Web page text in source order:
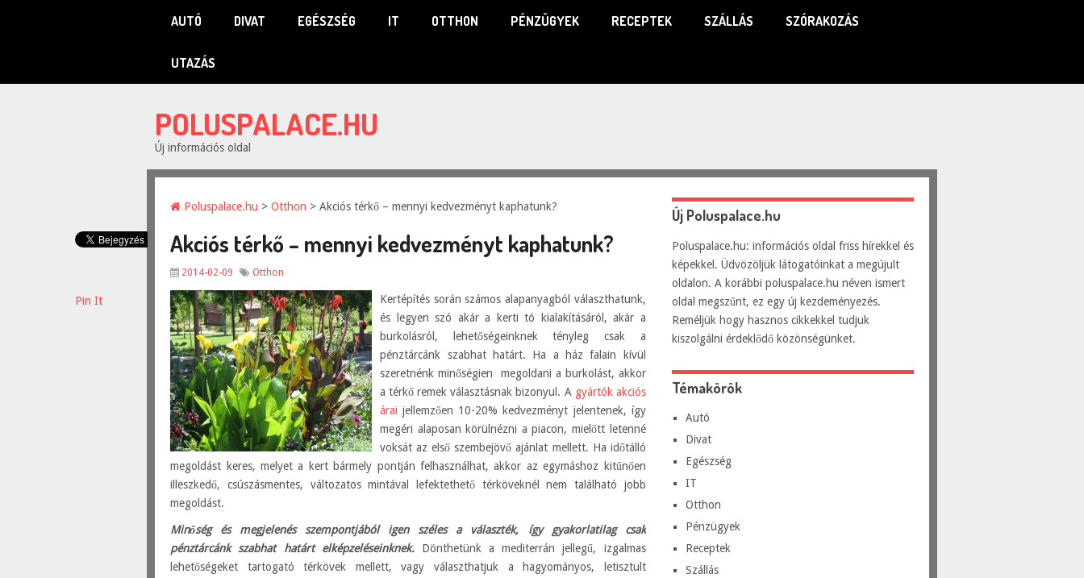
AUTÓ DIVAT EGÉSZSÉG IT OTTHON PÉNZÜGYEK RECEPTEK SZÁLLÁS SZÓRAKOZÁS
UTAZÁS
POLUSPALACE.HU
Új információs oldal
Poluspalace.hu >Otthon > Akciós térkő – mennyi kedvezményt kaphatunk?
Akciós térkő – mennyi kedvezményt kaphatunk?
2014-02-09 Otthon
Kertépítés során számos alapanyagból választhatunk,
és legyen szó akár a kerti tó kialakításáról, akár a
burkolásról, lehetőségeinknek tényleg csak a
pénztárcánk szabhat határt. Ha a ház falain kívül
szeretnénk minőségien megoldani a burkolást, akkor
a térkő remek választásnak bizonyul. A gyártók akciós
árai jellemzően 10-20% kedvezményt jelentenek, így
megéri alaposan körülnézni a piacon, mielőtt letenné
voksát az első szembejövő ajánlat mellett. Ha időtálló
megoldást keres, melyet a kert bármely pontján felhasználhat, akkor az egymáshoz kitűnően
illeszkedő, csúszásmentes, változatos mintával lefektethető térköveknél nem található jobb
megoldást.
Minőség és megjelenés szempontjából igen széles a választék, így gyakorlatilag csak
pénztárcánk szabhat határt elképzeléseinknek.Dönthetünk a mediterrán jellegű, izgalmas
lehetőségeket tartogató térkövek mellett, vagy választhatjuk a hagyományos, letisztult
Pin It
Új Poluspalace.hu
Poluspalace.hu: információs oldal friss hírekkel és
képekkel. Üdvözöljük látogatóinkat a megújult
oldalon. A korábbi poluspalace.hu néven ismert
oldal megszűnt, ez egy új kezdeményezés.
Reméljük hogy hasznos cikkekkel tudjuk
kiszolgálni érdeklődő közönségünket.
Témakörök
Autó
Divat
Egészség
IT
Otthon
Pénzügyek
Receptek
Szállás